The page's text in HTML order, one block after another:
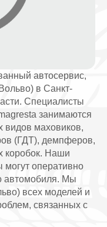
автосервис,
в Санкт-
Специалисты
занимаются
видов маховиков,
(ГДТ), демпферов,
коробок. Наши
оперативно
автомобиля. Мы
всех моделей и
связанных с